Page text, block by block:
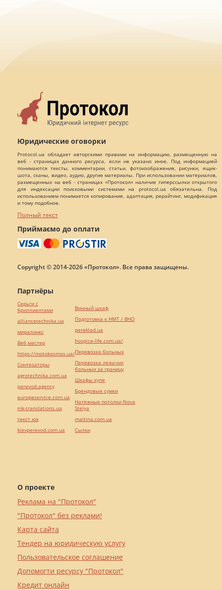
Юридические оговорки
Protocol.ua обладает авторскими правами на информацию, размещенную на
веб - страницах данного ресурса, если не указано иное. Под информацией
понимаются тексты, комментарии, статьи, фотоизображения, рисунки, ящик-
шота, сканы, видео, аудио, другие материалы. При использовании материалов,
размещенных на веб - страницах «Протокол» наличие гиперссылки открытого
для индексации поисковыми системами на protocol.ua обязательна. Под
использованием понимается копирования, адаптация, рерайтинг, модификация
и тому подобное.
Полный текст
Приймаємо до оплати
Copyright © 2014-2026 «Протокол». Все права защищены.
О проекте
Реклама на "Протокол"
"Протокол" без реклами!
Карта сайта
Тендер на юридическую услугу
Пользовательское соглашение
Допомогти ресурсу "Протокол"
Кредит онлайн
Партнёры
Серьги с
бриллиантами
alliancetechnika.ua
миралинкс
Веб мастер
https://motokosmos.ua/
Синтезаторы
agrotechnika.com.ua
perevod.agency
europeservice.com.ua
mk-translations.ua
текст юа
kievperevod.com.ua
Винный шкаф
Подготовка к НМТ / ВНО
pereklad.ua
hospice-life.com.ua/
Перевозка больных
Перевозка лежачих
больных за границу
Шкафы купе
Брендовые сумки
Натяжные потолки Nova
Stelya
maltina.com.ua
Cылки